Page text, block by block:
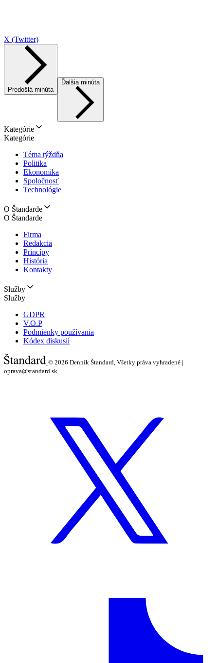
X (Twitter)
Predošlá minúta
Ďalšia minúta
Kategórie
Kategórie
Téma týždňa
Politika
Ekonomika
Spoločnosť
Technológie
O Štandarde
O Štandarde
Firma
Redakcia
Princípy
História
Kontakty
Služby
Služby
GDPR
V.O.P
Podmienky používania
Kódex diskusií
© 2026 Denník Štandard, Všetky práva vyhradené |
oprava@standard.sk